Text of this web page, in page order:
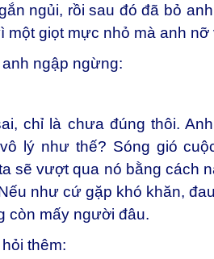
ngủi, rồi sau đó đã bỏ
một giọt mực nhỏ mà anh
ngập ngừng:
chỉ là chưa đúng thôi.
lý như thế? Sóng gió
sẽ vượt qua nó bằng cách
như cứ gặp khó khăn,
còn mấy người đâu.
thêm: